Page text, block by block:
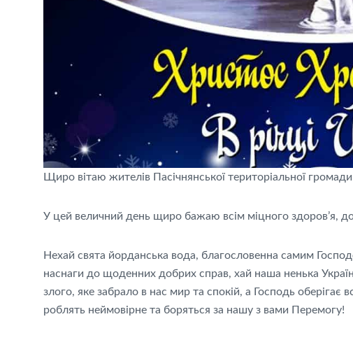
Щиро вітаю жителів Пасічнянської територіальної
У цей величний день щиро бажаю всім міцного здоров’я,
Нехай свята йорданська вода, благословенна самим
наснаги до щоденних добрих справ, хай наша ненька
злого, яке забрало в нас мир та спокій, а Господь оберігає
роблять неймовірне та боряться за нашу з вами Перемогу!